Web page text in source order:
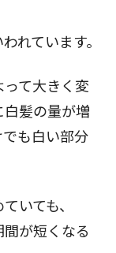
れています。
て大きく変
髪の量が増
も白い部分
いても、
間が短くなる